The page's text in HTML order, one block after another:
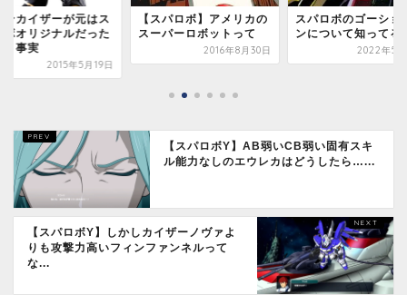
ンカイザーが元はス
ボオリジナルだった
う事実
2015年5月19日
【スパロボ】アメリカの
スーパーロボットって
2016年8月30日
スパロボのゴーショ
ンについて知ってる
2022年5
【スパロボY】AB弱いCB弱い固有スキ
ル能力なしのエウレカはどうしたら…...
【スパロボY】しかしカイザーノヴァよ
りも攻撃力高いフィンファンネルって
な...